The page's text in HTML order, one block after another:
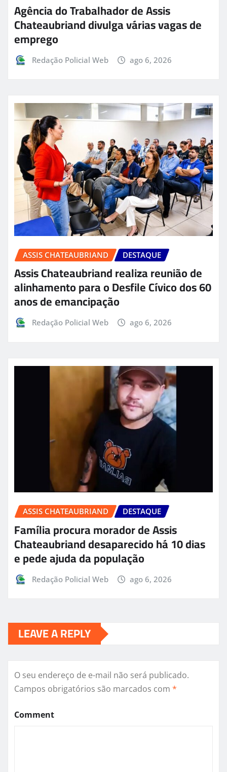
Agência do Trabalhador de Assis
Chateaubriand divulga várias vagas de
emprego
Redação Policial Web ago 6, 2026
ASSIS CHATEAUBRIAND DESTAQUE
Assis Chateaubriand realiza reunião de
alinhamento para o Desfile Cívico dos 60
anos de emancipação
Redação Policial Web ago 6, 2026
ASSIS CHATEAUBRIAND DESTAQUE
Família procura morador de Assis
Chateaubriand desaparecido há 10 dias
e pede ajuda da população
Redação Policial Web ago 6, 2026
LEAVE A REPLY
O seu endereço de e-mail não será publicado.
Campos obrigatórios são marcados com *
Comment